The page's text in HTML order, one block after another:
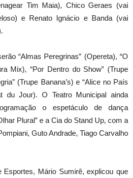
Tim Maia), Chico Geraes (vai
e Renato Ignácio e Banda (vai
“Almas Peregrinas” (Opereta), “O
Mix), “Por Dentro do Show” (Trupe
(Trupe Banana’s) e “Alice no País
du Jour). O Teatro Municipal ainda
o espetáculo de dança
Plural” e a Cia do Stand Up, com a
Guto Andrade, Tiago Carvalho
Mário Sumirê, explicou que